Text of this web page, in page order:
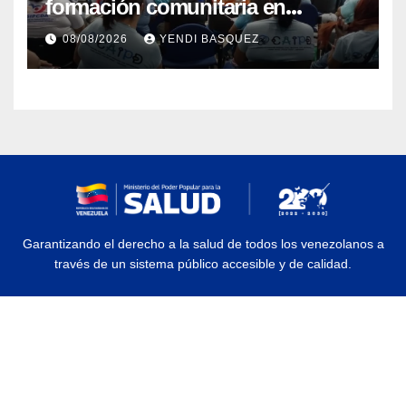
formación comunitaria en
atención a personas con
discapacidad
08/08/2026 YENDI BASQUEZ
Garantizando el derecho a la salud de todos los venezolanos a
través de un sistema público accesible y de calidad.